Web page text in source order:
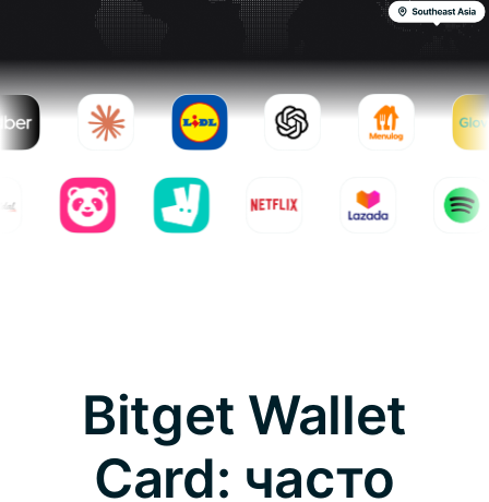
Bitget Wallet
Card: часто